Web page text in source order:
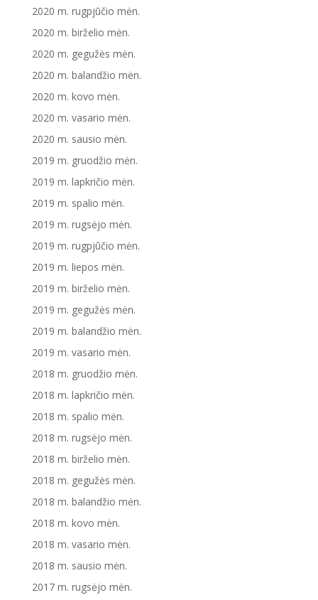
2020 m. rugpjūčio mėn.
2020 m. birželio mėn.
2020 m. gegužės mėn.
2020 m. balandžio mėn.
2020 m. kovo mėn.
2020 m. vasario mėn.
2020 m. sausio mėn.
2019 m. gruodžio mėn.
2019 m. lapkričio mėn.
2019 m. spalio mėn.
2019 m. rugsėjo mėn.
2019 m. rugpjūčio mėn.
2019 m. liepos mėn.
2019 m. birželio mėn.
2019 m. gegužės mėn.
2019 m. balandžio mėn.
2019 m. vasario mėn.
2018 m. gruodžio mėn.
2018 m. lapkričio mėn.
2018 m. spalio mėn.
2018 m. rugsėjo mėn.
2018 m. birželio mėn.
2018 m. gegužės mėn.
2018 m. balandžio mėn.
2018 m. kovo mėn.
2018 m. vasario mėn.
2018 m. sausio mėn.
2017 m. rugsėjo mėn.